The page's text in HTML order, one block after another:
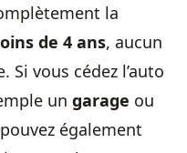
la
de 4 ans, aucun
Si vous cédez l’auto
un garage ou
également